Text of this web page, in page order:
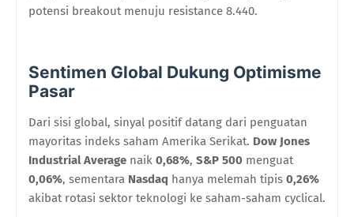
potensi breakout menuju resistance 8.440.
Sentimen Global Dukung Optimisme
Pasar
Dari sisi global, sinyal positif datang dari penguatan
mayoritas indeks saham Amerika Serikat. Dow Jones
Industrial Average naik 0,68%, S&P 500 menguat
0,06%, sementara Nasdaq hanya melemah tipis 0,26%
akibat rotasi sektor teknologi ke saham-saham cyclical.